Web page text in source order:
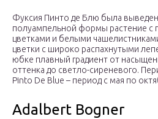
Фуксия Пинто де Блю была
полуампельной формы растение с
цветками и белыми
цветки с широко распахнутыми
юбке плавный градиент от
оттенка до светло-сиреневого.
Pinto De Blue – период с мая по
Adalbert Bogner